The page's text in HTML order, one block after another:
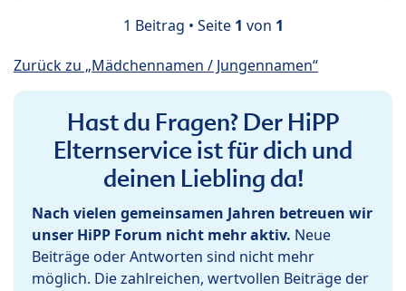
1 Beitrag • Seite 1 von 1
Zurück zu „Mädchennamen / Jungennamen“
Hast du Fragen? Der HiPP
Elternservice ist für dich und
deinen Liebling da!
Nach vielen gemeinsamen Jahren betreuen wir
unser HiPP Forum nicht mehr aktiv. Neue
Beiträge oder Antworten sind nicht mehr
möglich. Die zahlreichen, wertvollen Beiträge der